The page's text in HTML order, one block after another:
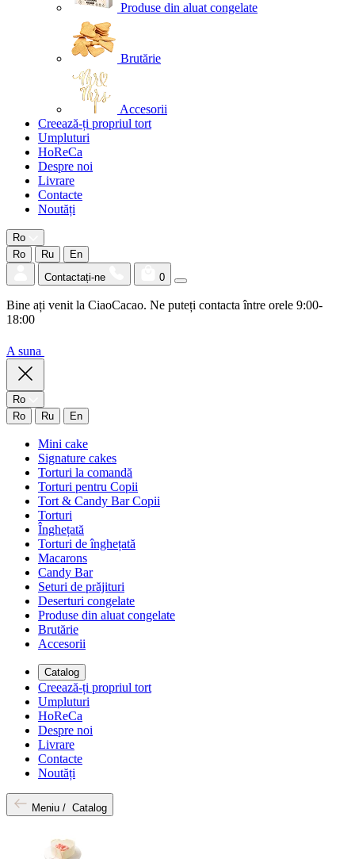
Produse din aluat congelate
Brutărie
Accesorii
Creează-ți propriul tort
Umpluturi
HoReCa
Despre noi
Livrare
Contacte
Noutăți
Ro
Ro
Ru
En
Contactați-ne
0
Bine ați venit la CiaoCacao. Ne puteți contacta între orele 9:00-
18:00
A suna
Ro
Ro
Ru En
Mini cake
Signature cakes
Torturi la comandă
Torturi pentru Copii
Tort & Candy Bar Copii
Torturi
Înghețată
Torturi de înghețată
Macarons
Candy Bar
Seturi de prăjituri
Deserturi congelate
Produse din aluat congelate
Brutărie
Accesorii
Catalog
Creează-ți propriul tort
Umpluturi
HoReCa
Despre noi
Livrare
Contacte
Noutăți
Meniu / Catalog